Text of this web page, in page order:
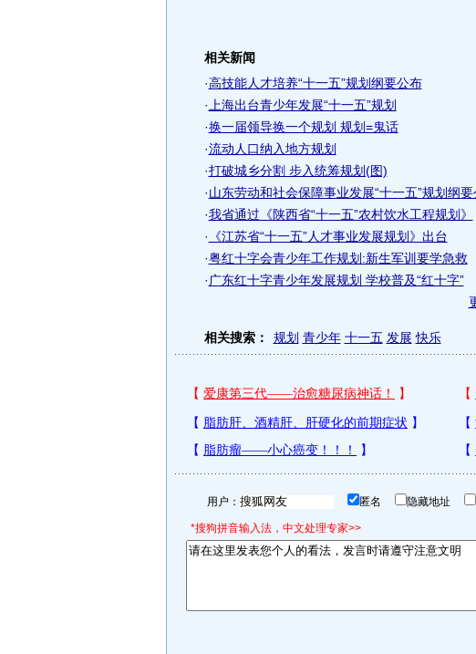
相关新闻
·高技能人才培养“十一五”规划纲要公布
· 上海出台青少年发展“十一五”规划
·换一届领导换一个规划 规划=鬼话
·流动人口纳入地方规划
·打破城乡分割 步入统筹规划(图)
·山东劳动和社会保障事业发展“十一五”规划纲要
·我省通过《陕西省“十一五”农村饮水工程规划》
· 《江苏省“十一五”人才事业发展规划》出台
·粤红十字会青少年工作规划:新生军训要学急救
· 广东红十字青少年发展规划 学校普及“红十字”
相关搜索： 规划 青少年 十一五 发展 快乐
用户： 匿名 隐藏地址
*搜狗拼音输入法，中文处理专家>>